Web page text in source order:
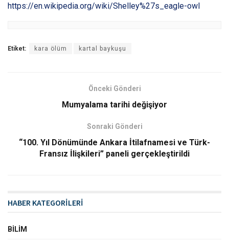
https://en.wikipedia.org/wiki/Shelley%27s_eagle-owl
Etiket: kara ölüm kartal baykuşu
Önceki Gönderi
Mumyalama tarihi değişiyor
Sonraki Gönderi
“100. Yıl Dönümünde Ankara İtilafnamesi ve Türk-
Fransız İlişkileri” paneli gerçekleştirildi
HABER KATEGORİLERİ
BILIM